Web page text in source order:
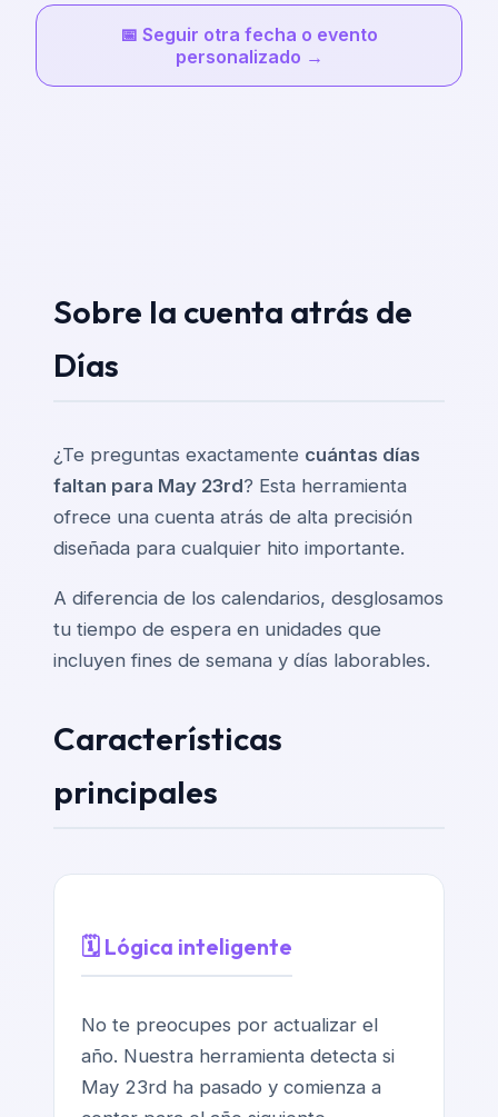
📅 Seguir otra fecha o evento
personalizado →
Sobre la cuenta atrás de
Días
¿Te preguntas exactamente cuántas días
faltan para May 23rd? Esta herramienta
ofrece una cuenta atrás de alta precisión
diseñada para cualquier hito importante.
A diferencia de los calendarios, desglosamos
tu tiempo de espera en unidades que
incluyen fines de semana y días laborables.
Características
principales
🗓️ Lógica inteligente
No te preocupes por actualizar el
año. Nuestra herramienta detecta si
May 23rd ha pasado y comienza a